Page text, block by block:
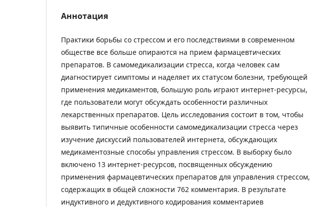
Аннотация
Практики борьбы со стрессом и его последствиями в современном
обществе все больше опираются на прием фармацевтических
препаратов. В самомедикализации стресса, когда человек сам
диагностирует симптомы и наделяет их статусом болезни, требующей
применения медикаментов, большую роль играют интернет-ресурсы,
где пользователи могут обсуждать особенности различных
лекарственных препаратов. Цель исследования состоит в том, чтобы
выявить типичные особенности самомедикализации стресса через
изучение дискуссий пользователей интернета, обсуждающих
медикаментозные способы управления стрессом. В выборку было
включено 13 интернет-ресурсов, посвященных обсуждению
применения фармацевтических препаратов для управления стрессом,
содержащих в общей сложности 762 комментария. В результате
индуктивного и дедуктивного кодирования комментариев